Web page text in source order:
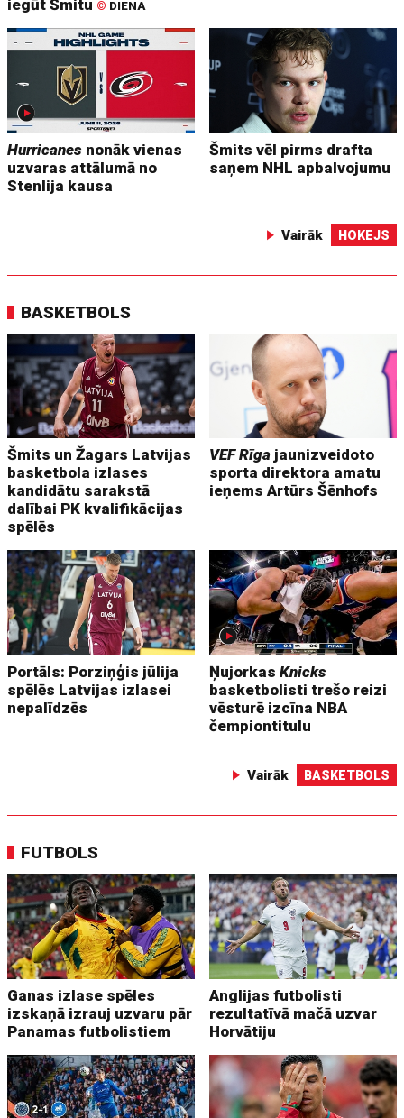
iegūt Šmitu © DIENA
Hurricanes nonāk vienas
uzvaras attālumā no
Stenlija kausa
Šmits vēl pirms drafta
saņem NHL apbalvojumu
Vairāk HOKEJS
BASKETBOLS
Šmits un Žagars Latvijas
basketbola izlases
kandidātu sarakstā
dalībai PK kvalifikācijas
spēlēs
VEF Rīga jaunizveidoto
sporta direktora amatu
ieņems Artūrs Šēnhofs
Portāls: Porziņģis jūlija
spēlēs Latvijas izlasei
nepalīdzēs
ŅujorkasKnicks
basketbolisti trešo reizi
vēsturē izcīna NBA
čempiontitulu
Vairāk BASKETBOLS
FUTBOLS
Ganas izlase spēles
izskaņā izrauj uzvaru pār
Panamas futbolistiem
Anglijas futbolisti
rezultatīvā mačā uzvar
Horvātiju